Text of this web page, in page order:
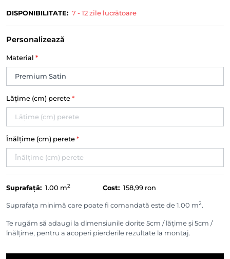
DISPONIBILITATE: 7 - 12 zile lucrătoare
Personalizează
Material *
Lățime (cm) perete *
Înălțime (cm) perete *
Suprafață: 1.00 m2 Cost: 158,99 ron
Suprafața minimă care poate fi comandată este de 1.00 m2.
Te rugăm să adaugi la dimensiunile dorite 5cm / lățime și 5cm /
înălțime, pentru a acoperi pierderile rezultate la montaj.